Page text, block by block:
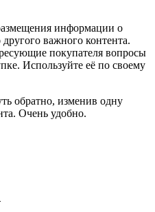
информации о
важного контента.
покупателя вопросы
Используйте её по своему
обратно, изменив одну
Очень удобно.